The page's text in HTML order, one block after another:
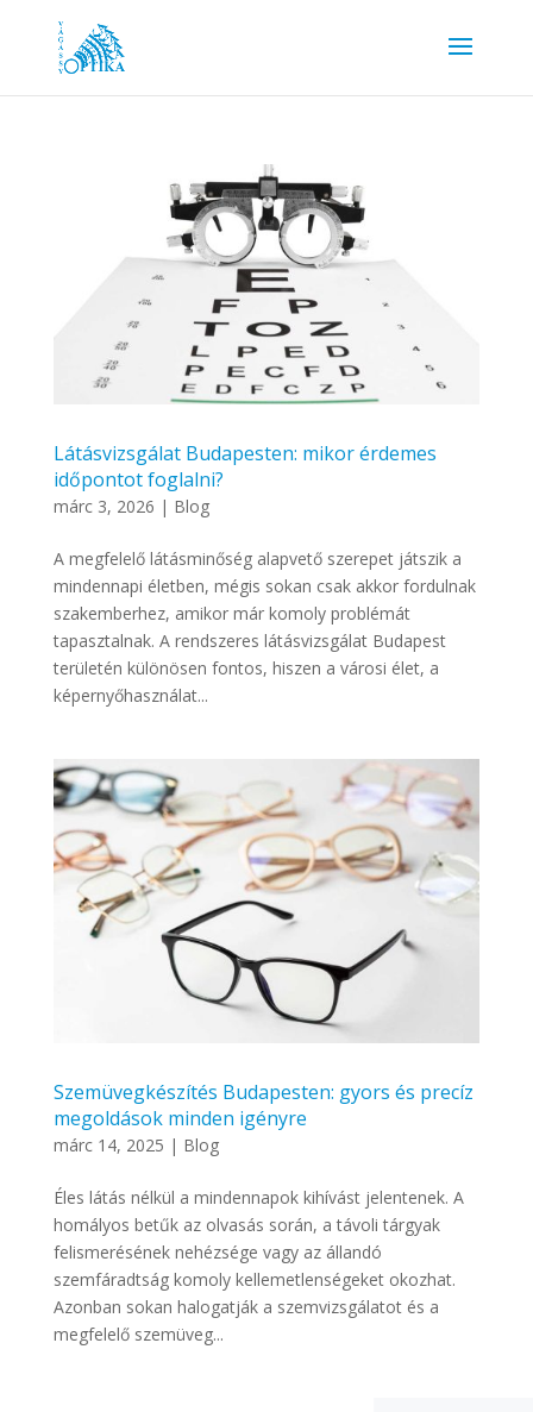
Látásvizsgálat Budapesten: mikor érdemes
időpontot foglalni?
márc 3, 2026 | Blog
A megfelelő látásminőség alapvető szerepet játszik a
mindennapi életben, mégis sokan csak akkor fordulnak
szakemberhez, amikor már komoly problémát
tapasztalnak. A rendszeres látásvizsgálat Budapest
területén különösen fontos, hiszen a városi élet, a
képernyőhasználat...
Szemüvegkészítés Budapesten: gyors és precíz
megoldások minden igényre
márc 14, 2025 | Blog
Éles látás nélkül a mindennapok kihívást jelentenek. A
homályos betűk az olvasás során, a távoli tárgyak
felismerésének nehézsége vagy az állandó
szemfáradtság komoly kellemetlenségeket okozhat.
Azonban sokan halogatják a szemvizsgálatot és a
megfelelő szemüveg...